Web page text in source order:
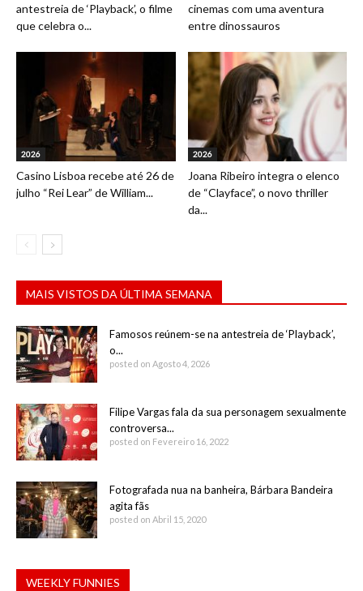
antestreia de ‘Playback’, o filme
que celebra o...
cinemas com uma aventura
entre dinossauros
2026
Casino Lisboa recebe até 26 de
julho “Rei Lear” de William...
2026
Joana Ribeiro integra o elenco
de “Clayface”, o novo thriller
da...
MAIS VISTOS DA ÚLTIMA SEMANA
Famosos reúnem-se na antestreia de ‘Playback’,
o...
posted on Agosto 4, 2026
Filipe Vargas fala da sua personagem sexualmente
controversa...
posted on Fevereiro 16, 2022
Fotografada nua na banheira, Bárbara Bandeira
agita fãs
posted on Abril 15, 2020
WEEKLY FUNNIES